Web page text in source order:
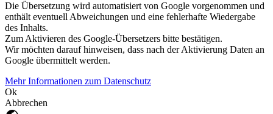
Die Übersetzung wird automatisiert von Google vorgenommen und
enthält eventuell Abweichungen und eine fehlerhafte Wiedergabe
des Inhalts.
Zum Aktivieren des Google-Übersetzers bitte bestätigen.
Wir möchten darauf hinweisen, dass nach der Aktivierung Daten an
Google übermittelt werden.
Mehr Informationen zum Datenschutz
Ok
Abbrechen